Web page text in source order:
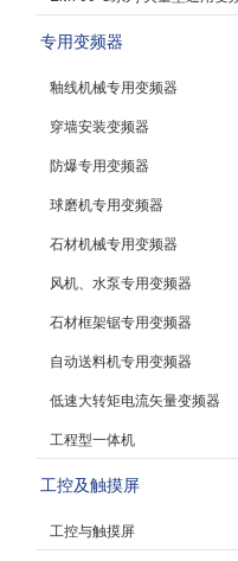
专用变频器
釉线机械专用变频器
穿墙安装变频器
防爆专用变频器
球磨机专用变频器
石材机械专用变频器
风机、水泵专用变频器
石材框架锯专用变频器
自动送料机专用变频器
低速大转矩电流矢量变频器
工程型一体机
工控及触摸屏
工控与触摸屏